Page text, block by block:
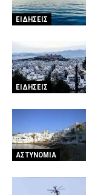
ΕΙΔΗΣΕΙΣ
ΕΙΔΗΣΕΙΣ
ΑΣΤΥΝΟΜΙΑ